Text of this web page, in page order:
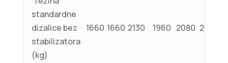
standardne
dizalice bez
stabilizatora
(kg)
1660 1660 2130 1960 2080 2190